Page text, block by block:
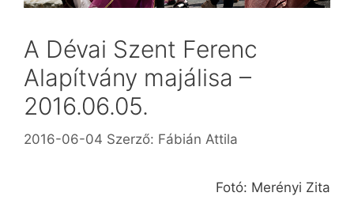
A Dévai Szent Ferenc
Alapítvány majálisa –
2016.06.05.
2016-06-04 Szerző: Fábián Attila
Fotó: Merényi Zita